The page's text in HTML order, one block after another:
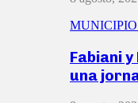
Fabiani
una